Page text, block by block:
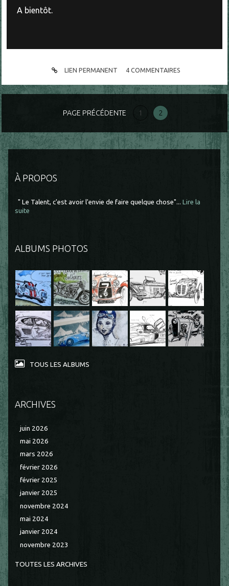
À PROPOS
" Le Talent, c'est avoir l'envie de faire quelque chose"... Lire la
suite
ALBUMS PHOTOS
TOUS LES ALBUMS
ARCHIVES
juin 2026
mai 2026
mars 2026
février 2026
février 2025
janvier 2025
novembre 2024
mai 2024
janvier 2024
novembre 2023
TOUTES LES ARCHIVES
A bientôt.
LIEN PERMANENT 4 COMMENTAIRES
PAGE PRÉCÉDENTE 1 2